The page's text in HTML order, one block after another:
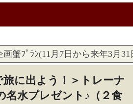
蟹ﾌﾟﾗﾝ(11月7日から来年3月
旅に出よう！＞トレーナ
名水プレゼント♪（２食